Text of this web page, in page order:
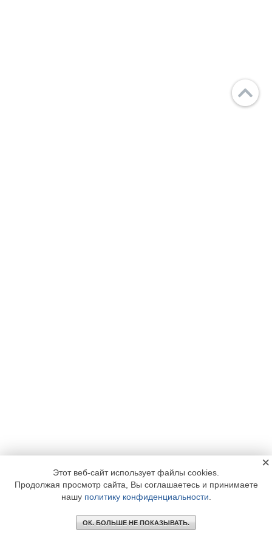
Этот веб-сайт использует файлы cookies.
Продолжая просмотр сайта, Вы соглашаетесь и принимаете
нашу политику конфиденциальности
ОК. БОЛЬШЕ НЕ ПОКАЗЫВАТЬ.
×